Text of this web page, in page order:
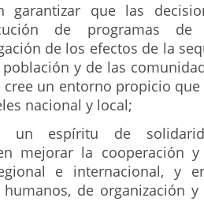
garantizar que las
de programas
de los efectos de la
y de las
cree un entorno propicio
nacional y local;
un espíritu de
mejorar la cooperación
e internacional, y
de organización